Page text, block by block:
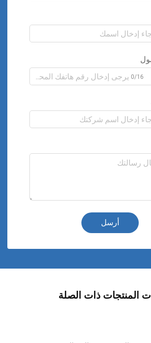
0/16
أرسل
المنتجات ذات الصلة